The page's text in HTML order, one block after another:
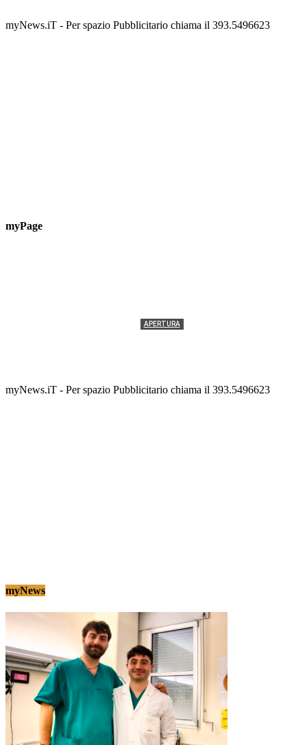
myNews.iT - Per spazio Pubblicitario chiama il 393.5496623
myPage
APERTURA
myNews.iT - Per spazio Pubblicitario chiama il 393.5496623
myNews